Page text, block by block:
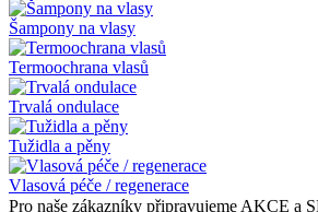
Šampony na vlasy
Termoochrana vlasů
Trvalá ondulace
Tužidla a pěny
Vlasová péče / regenerace
Pro naše zákazníky připravujeme AKCE a